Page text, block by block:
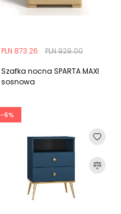
PLN 929.00
PLN 873.26
Szafka nocna SPARTA MAXI
sosnowa
-6%